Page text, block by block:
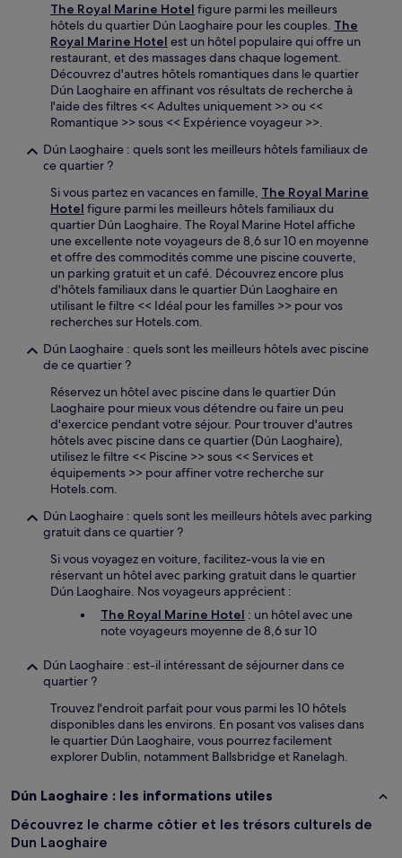
The Royal Marine Hotel figure parmi les meilleurs
hôtels du quartier Dún Laoghaire pour les couples. The
Royal Marine Hotel est un hôtel populaire qui offre un
restaurant, et des massages dans chaque logement.
Découvrez d'autres hôtels romantiques dans le quartier
Dún Laoghaire en affinant vos résultats de recherche à
l'aide des filtres << Adultes uniquement >> ou <<
Romantique >> sous << Expérience voyageur >>.
Dún Laoghaire : quels sont les meilleurs hôtels familiaux de
ce quartier ?
Si vous partez en vacances en famille, The Royal Marine
Hotel figure parmi les meilleurs hôtels familiaux du
quartier Dún Laoghaire. The Royal Marine Hotel affiche
une excellente note voyageurs de 8,6 sur 10 en moyenne
et offre des commodités comme une piscine couverte,
un parking gratuit et un café. Découvrez encore plus
d'hôtels familiaux dans le quartier Dún Laoghaire en
utilisant le filtre << Idéal pour les familles >> pour vos
recherches sur Hotels.com.
Dún Laoghaire : quels sont les meilleurs hôtels avec piscine
de ce quartier ?
Réservez un hôtel avec piscine dans le quartier Dún
Laoghaire pour mieux vous détendre ou faire un peu
d'exercice pendant votre séjour. Pour trouver d'autres
hôtels avec piscine dans ce quartier (Dún Laoghaire),
utilisez le filtre << Piscine >> sous << Services et
équipements >> pour affiner votre recherche sur
Hotels.com.
Dún Laoghaire : quels sont les meilleurs hôtels avec parking
gratuit dans ce quartier ?
Si vous voyagez en voiture, facilitez-vous la vie en
réservant un hôtel avec parking gratuit dans le quartier
Dún Laoghaire. Nos voyageurs apprécient :
The Royal Marine Hotel : un hôtel avec une
note voyageurs moyenne de 8,6 sur 10
Dún Laoghaire : est-il intéressant de séjourner dans ce
quartier ?
Trouvez l'endroit parfait pour vous parmi les 10 hôtels
disponibles dans les environs. En posant vos valises dans
le quartier Dún Laoghaire, vous pourrez facilement
explorer Dublin, notamment Ballsbridge et Ranelagh.
Dún Laoghaire : les informations utiles
Découvrez le charme côtier et les trésors culturels de
Dun Laoghaire